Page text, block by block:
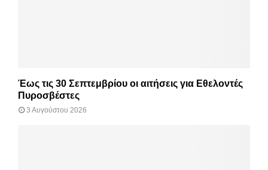
Έως τις 30 Σεπτεμβρίου οι αιτήσεις για Εθελοντές
Πυροσβέστες
3 Αυγούστου 2026